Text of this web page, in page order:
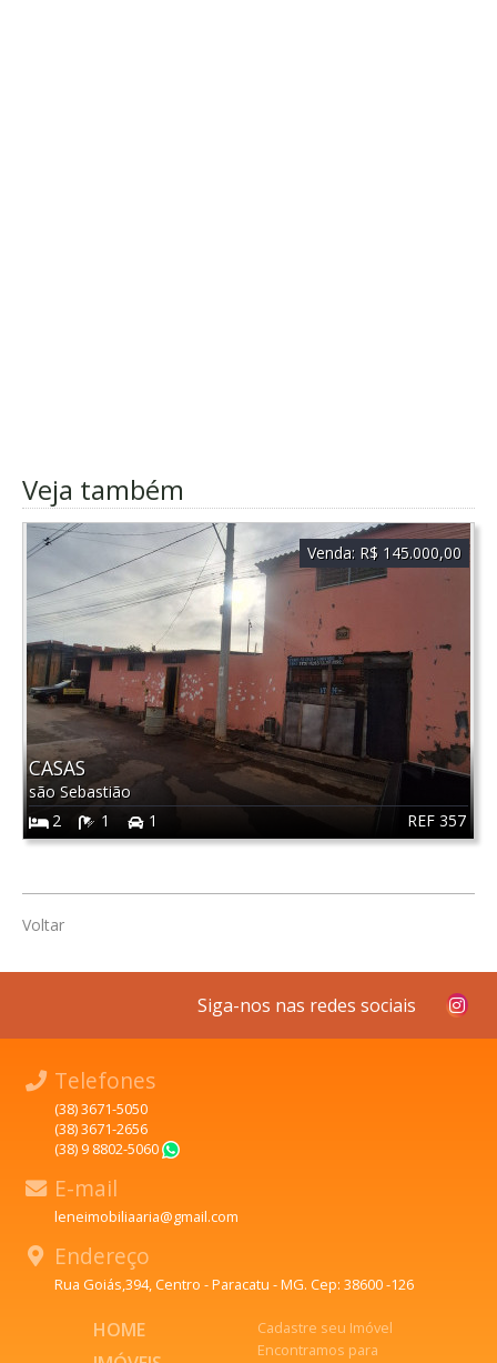
Veja também
REF 357
CASAS
são Sebastião
2
1 1
Venda: R$ 145.000,00
Voltar
Siga-nos nas redes sociais
Telefones
(38) 3671-5050
(38) 3671-2656
(38) 9 8802-5060
E-mail
leneimobiliaaria@gmail.com
Endereço
Rua Goiás,394, Centro - Paracatu - MG. Cep: 38600 -126
HOME
Cadastre seu Imóvel
Encontramos para